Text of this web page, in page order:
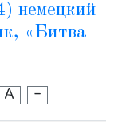
немецкий
«Битва
А -